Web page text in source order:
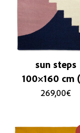
sun steps
100×160 cm
269,00€